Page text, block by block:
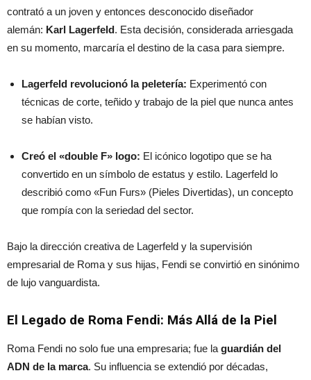
contrató a un joven y entonces desconocido diseñador
alemán: Karl Lagerfeld. Esta decisión, considerada arriesgada
en su momento, marcaría el destino de la casa para siempre.
Lagerfeld revolucionó la peletería: Experimentó con
técnicas de corte, teñido y trabajo de la piel que nunca antes
se habían visto.
Creó el «double F» logo: El icónico logotipo que se ha
convertido en un símbolo de estatus y estilo. Lagerfeld lo
describió como «Fun Furs» (Pieles Divertidas), un concepto
que rompía con la seriedad del sector.
Bajo la dirección creativa de Lagerfeld y la supervisión
empresarial de Roma y sus hijas, Fendi se convirtió en sinónimo
de lujo vanguardista.
El Legado de Roma Fendi: Más Allá de la Piel
Roma Fendi no solo fue una empresaria; fue la guardián del
ADN de la marca. Su influencia se extendió por décadas,